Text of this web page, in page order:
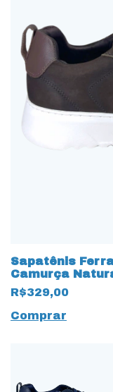
Sapatênis
Camurça
R$329,00
Comprar